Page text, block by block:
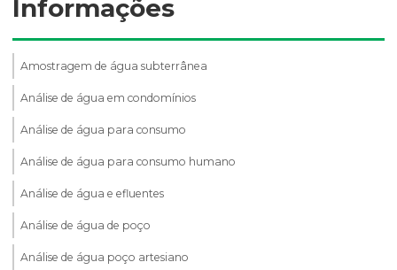
Informações
Amostragem de água subterrânea
Análise de água em condomínios
Análise de água para consumo
Análise de água para consumo humano
Análise de água e efluentes
Análise de água de poço
Análise de água poço artesiano